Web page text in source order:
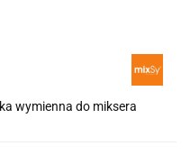
wymienna do miksera